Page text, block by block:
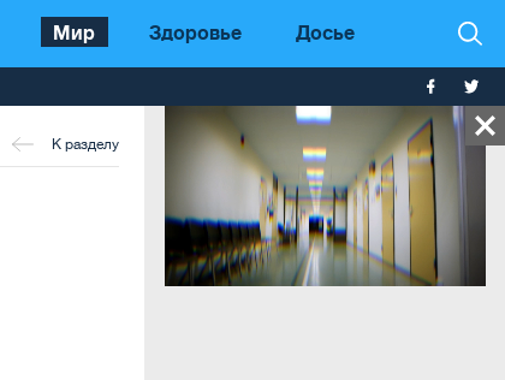
Мир Здоровье Досье
К разделу